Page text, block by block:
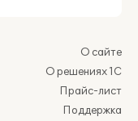
О сайте
О решениях 1С
Прайс-лист
Поддержка